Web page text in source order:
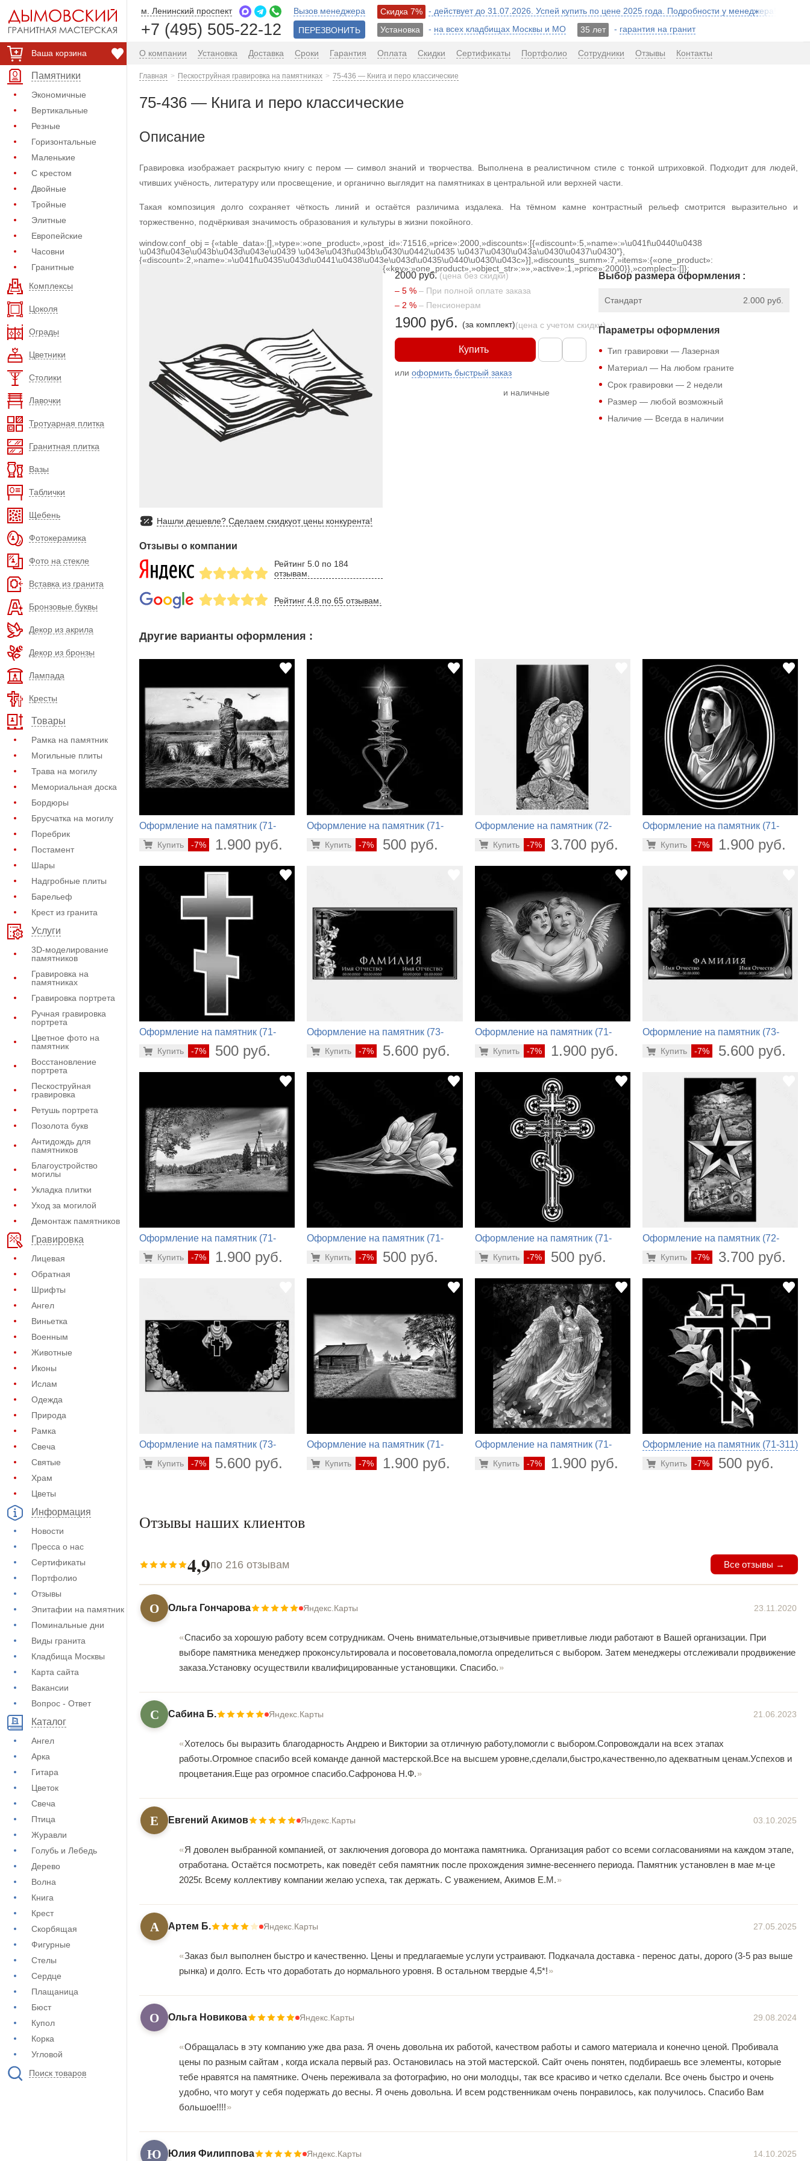
Ваша корзина
Памятники
Экономичные
Вертикальные
Резные
Горизонтальные
Маленькие
С крестом
Двойные
Тройные
Элитные
Европейские
Часовни
Гранитные
Комплексы
Цоколя
Ограды
Цветники
Столики
Лавочки
Тротуарная плитка
Гранитная плитка
Вазы
Таблички
Щебень
Фотокерамика
Фото на стекле
Вставка из гранита
Бронзовые буквы
Декор из акрила
Декор из бронзы
Лампада
Кресты
Товары
Рамка на памятник
Могильные плиты
Трава на могилу
Мемориальная доска
Бордюры
Брусчатка на могилу
Поребрик
Постамент
Шары
Надгробные плиты
Барельеф
Крест из гранита
Услуги
3D-моделирование
памятников
Гравировка на
памятниках
Гравировка портрета
Ручная гравировка
портрета
Цветное фото на
памятник
Восстановление
портрета
Пескоструйная
гравировка
Ретушь портрета
Позолота букв
Антидождь для
памятников
Благоустройство
могилы
Укладка плитки
Уход за могилой
Демонтаж памятников
Гравировка
Лицевая
Обратная
Шрифты
Ангел
Виньетка
Военным
Животные
Иконы
Ислам
Одежда
Природа
Рамка
Свеча
Святые
Храм
Цветы
Информация
Новости
Пресса о нас
Сертификаты
Портфолио
Отзывы
Эпитафии на памятник
Поминальные дни
Виды гранита
Кладбища Москвы
Карта сайта
Вакансии
Вопрос - Ответ
Каталог
Ангел
Арка
Гитара
Цветок
Свеча
Птица
Журавли
Голубь и Лебедь
Дерево
Волна
Книга
Крест
Скорбящая
Фигурные
Стелы
Сердце
Плащаница
Бюст
Купол
Корка
Угловой
Поиск товаров
м. Ленинский проспект
+7 (495) 505-22-12
Вызов менеджера
ПЕРЕЗВОНИТЬ
Скидка 7%
- действует до 31.07.2026. Успей купить по цене 2025 года. Подробности у менеджера!
Установка
- на всех кладбищах Москвы и МО 35 лет - гарантия на гранит
О компании Установка Доставка Сроки Гарантия Оплата Скидки Сертификаты Портфолио Сотрудники Отзывы Контакты
Главная Пескоструйная гравировка на памятниках 75-436 — Книга и перо классические
75-436 — Книга и перо классические
Описание
Гравировка изображает раскрытую книгу с пером — символ знаний и творчества. Выполнена в реалистичном стиле с тонкой штриховкой. Подходит для людей,
чтивших учёность, литературу или просвещение, и органично выглядит на памятниках в центральной или верхней части.
Такая композиция долго сохраняет чёткость линий и остаётся различима издалека. На тёмном камне контрастный рельеф смотрится выразительно и
торжественно, подчёркивая значимость образования и культуры в жизни покойного.
window.conf_obj = {«table_data»:[],»type»:»one_product»,»post_id»:71516,»price»:2000,»discounts»:[{«discount»:5,»name»:»\u041f\u0440\u0438
\u043f\u043e\u043b\u043d\u043e\u0439 \u043e\u043f\u043b\u0430\u0442\u0435 \u0437\u0430\u043a\u0430\u0437\u0430″},
{«discount»:2,»name»:»\u041f\u0435\u043d\u0441\u0438\u043e\u043d\u0435\u0440\u0430\u043c»}],»discounts_summ»:7,»items»:{«one_product»:
{«key»:»one_product»,»object_str»:»»,»active»:1,»price»:2000}},»complect»:[]};
Нашли дешевле? Сделаем скидкуот цены конкурента!
Отзывы о компании
Рейтинг 5.0 по 184
отзывам.
Рейтинг 4.8 по 65 отзывам.
2000 руб. (цена без скидки)
– 5 % – При полной оплате заказа
– 2 % – Пенсионерам
1900 руб. (за комплект)(цена с учетом скидки)
Купить
илиоформить быстрый заказ
и наличные
Выбор размера оформления :
2.000 руб.
Стандарт
Параметры оформления
Тип гравировки — Лазерная
Материал — На любом граните
Срок гравировки — 2 недели
Размер — любой возможный
Наличие — Всегда в наличии
Другие варианты оформления :
Оформление на памятник (71-
-7% 1.900 руб.
Купить
Оформление на памятник (71-
-7% 500 руб.
Купить
Оформление на памятник (72-
-7% 3.700 руб.
Купить
Оформление на памятник (71-
-7% 1.900 руб.
Купить
Оформление на памятник (71-
-7% 500 руб.
Купить
Оформление на памятник (73-
-7% 5.600 руб.
Купить
Оформление на памятник (71-
-7% 1.900 руб.
Купить
Оформление на памятник (73-
-7% 5.600 руб.
Купить
Оформление на памятник (71-
-7% 1.900 руб.
Купить
Оформление на памятник (71-
-7% 500 руб.
Купить
Оформление на памятник (71-
-7% 500 руб.
Купить
Оформление на памятник (72-
-7% 3.700 руб.
Купить
Оформление на памятник (73-
-7% 5.600 руб.
Купить
Оформление на памятник (71-
-7% 1.900 руб.
Купить
Оформление на памятник (71-
-7% 1.900 руб.
Купить
Оформление на памятник (71-311)
-7% 500 руб.
Купить
Отзывы наших клиентов
4,9по 216 отзывам Все отзывы →
О Ольга Гончарова Яндекс.Карты 23.11.2020
Спасибо за хорошую работу всем сотрудникам. Очень внимательные,отзывчивые приветливые люди работают в Вашей организации. При
выборе памятника менеджер проконсультировала и посоветовала,помогла определиться с выбором. Затем менеджеры отслеживали продвижение
заказа.Установку осуществили квалифицированные установщики. Спасибо.
С Сабина Б. Яндекс.Карты 21.06.2023
Хотелось бы выразить благодарность Андрею и Виктории за отличную работу,помогли с выбором.Сопровождали на всех этапах
работы.Огромное спасибо всей команде данной мастерской.Все на высшем уровне,сделали,быстро,качественно,по адекватным ценам.Успехов и
процветания.Еще раз огромное спасибо.Сафронова Н.Ф.
Е Евгений Акимов Яндекс.Карты 03.10.2025
Я доволен выбранной компанией, от заключения договора до монтажа памятника. Организация работ со всеми согласованиями на каждом этапе,
отработана. Остаётся посмотреть, как поведёт себя памятник после прохождения зимне-весеннего периода. Памятник установлен в мае м-це
2025г. Всему коллективу компании желаю успеха, так держать. С уважением, Акимов Е.М.
А Артем Б. Яндекс.Карты 27.05.2025
Заказ был выполнен быстро и качественно. Цены и предлагаемые услуги устраивают. Подкачала доставка - перенос даты, дорого (3-5 раз выше
рынка) и долго. Есть что доработать до нормального уровня. В остальном твердые 4,5*!
О Ольга Новикова Яндекс.Карты 29.08.2024
Обращалась в эту компанию уже два раза. Я очень довольна их работой, качеством работы и самого материала и конечно ценой. Пробивала
цены по разным сайтам , когда искала первый раз. Остановилась на этой мастерской. Сайт очень понятен, подбираешь все элементы, которые
тебе нравятся на памятнике. Очень переживала за фотографию, но они молодцы, так все красиво и четко сделали. Все очень быстро и очень
удобно, что могут у себя подержать до весны. Я очень довольна. И всем родственникам очень понравилось, как получилось. Спасибо Вам
большое!!!!
Ю Юлия Филиппова Яндекс.Карты 14.10.2025